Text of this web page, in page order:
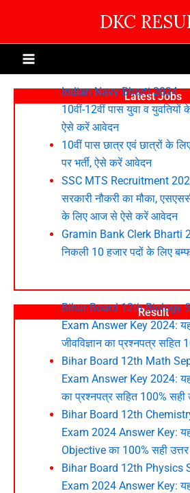
content
DKC
Latest Jobs
Indian Navy Bharti 2024 –
10वीं-12वीं पास युवा व युवतियों
ऐसे करें आवेदन
10वीं पास छात्र एवं छात्रों के
पर भर्ती, ऐसे करें आवेदन
SSC MTS Recruitment
सरकारी नौकरी का मौका,
के लिए आज से ऐसे करें आवेदन
Gramin Bank Clerk Bharti
निकली 10 हजार पदों के लिए
Result
Bihar Board 12th Biology
Exam Answer Key 2024:
जीवविज्ञान का प्रश्नपत्र सहित
Bihar Board 12th Math
Exam Answer Key 2024:
का प्रश्नपत्र सहित 100% सही
Bihar Board 12th
Exam 2024 Answer Key:
Objective का 100% सही उत्तर
Bihar Board 12th Physics
Exam 2024 Answer Key: